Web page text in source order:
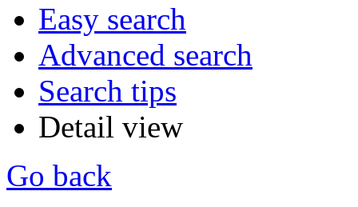
Easy search
Advanced search
Search tips
Detail view
Go back